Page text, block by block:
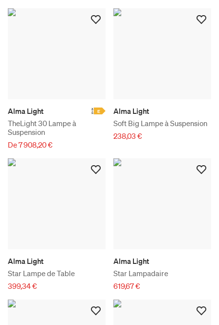
Alma Light
TheLight 30 Lampe à
Suspension
E
De 7 908,20 €
Alma Light
Soft Big Lampe à Suspension
238,03 €
Alma Light
Star Lampe de Table
399,34 €
Alma Light
Star Lampadaire
619,67 €